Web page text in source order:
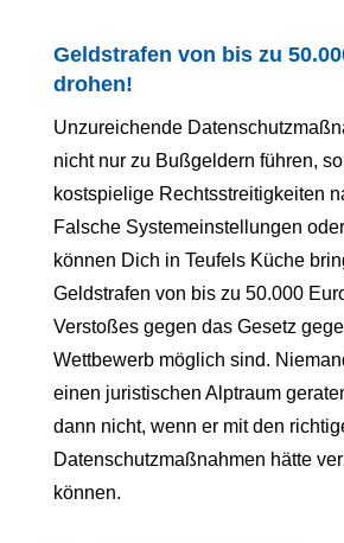
Geldstrafen von bis zu
drohen!
Unzureichende
nicht nur zu Bußgeldern führen,
kostspielige Rechtsstreitigkeiten
Falsche Systemeinstellungen
können Dich in Teufels Küche
Geldstrafen von bis zu 50.000
Verstoßes gegen das Gesetz
Wettbewerb möglich sind.
einen juristischen Alptraum
dann nicht, wenn er mit den
Datenschutzmaßnahmen hätte
können.